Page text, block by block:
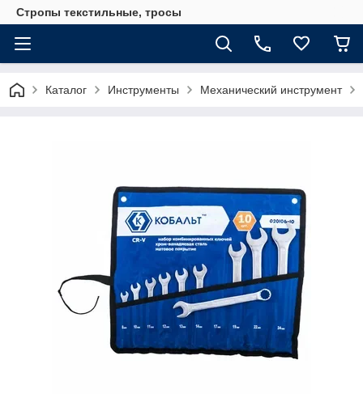
Стропы текстильные, тросы
Каталог Инструменты Механический инструмент